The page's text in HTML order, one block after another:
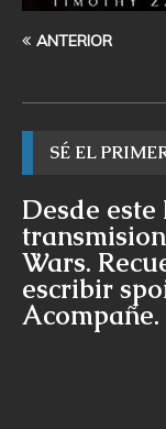
ANTERIOR
SÉ EL
Desde
Wars.
escribir
Acompañe.